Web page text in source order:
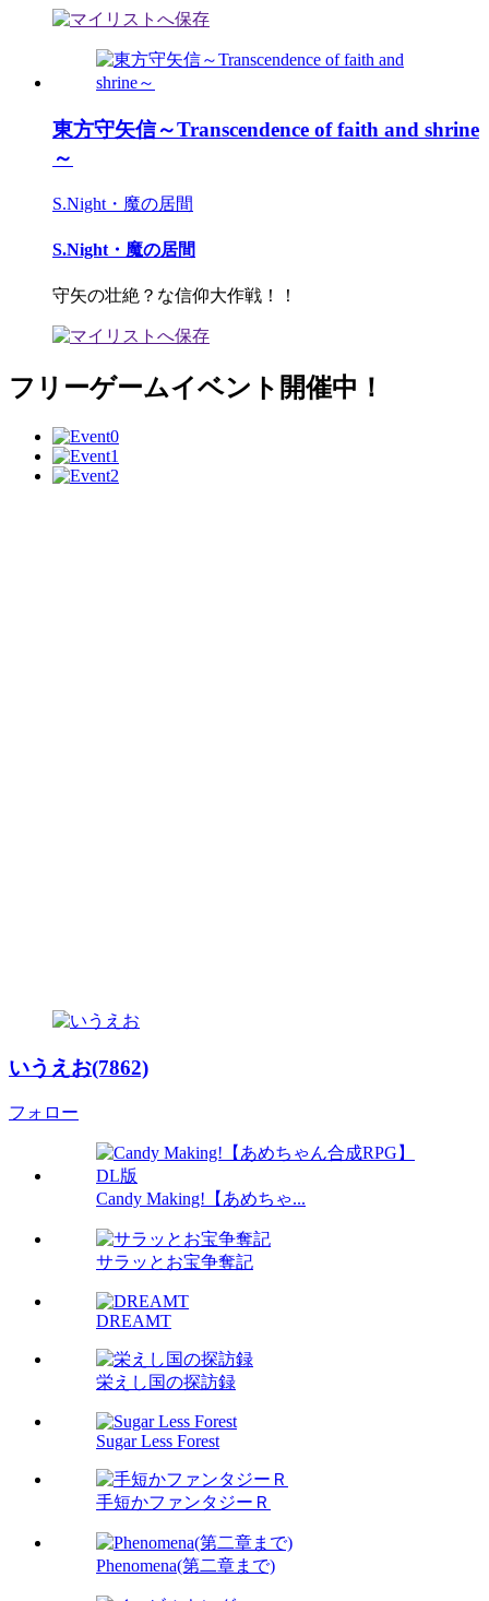
東方守矢信～Transcendence of faith and shrine
～
S.Night・魔の居間
S.Night・魔の居間
守矢の壮絶？な信仰大作戦！！
フリーゲームイベント開催中！
いうえお(7862)
フォロー
Candy Making!【あめちゃ...
サラッとお宝争奪記
DREAMT
栄えし国の探訪録
Sugar Less Forest
手短かファンタジーＲ
Phenomena(第二章まで)